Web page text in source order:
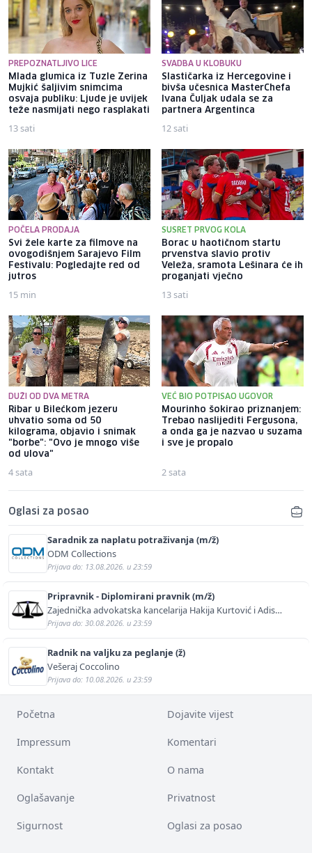
PREPOZNATLJIVO LICE
Mlada glumica iz Tuzle Zerina
Mujkić šaljivim snimcima
osvaja publiku: Ljude je uvijek
teže nasmijati nego rasplakati
13 sati
SVADBA U KLOBUKU
Slastičarka iz Hercegovine i
bivša učesnica MasterChefa
Ivana Čuljak udala se za
partnera Argentinca
12 sati
POČELA PRODAJA
Svi žele karte za filmove na
ovogodišnjem Sarajevo Film
Festivalu: Pogledajte red od
jutros
15 min
SUSRET PRVOG KOLA
Borac u haotičnom startu
prvenstva slavio protiv
Veleža, sramota Lešinara će ih
proganjati vječno
13 sati
DUŽI OD DVA METRA
Ribar u Bilećkom jezeru
uhvatio soma od 50
kilograma, objavio i snimak
"borbe": "Ovo je mnogo više
od ulova"
4 sata
VEĆ BIO POTPISAO UGOVOR
Mourinho šokirao priznanjem:
Trebao naslijediti Fergusona,
a onda ga je nazvao u suzama
i sve je propalo
2 sata
Oglasi za posao
Saradnik za naplatu potraživanja (m/ž)
ODM Collections
Prijava do: 13.08.2026. u 23:59
Pripravnik - Diplomirani pravnik (m/ž)
Zajednička advokatska kancelarija Hakija Kurtović i Adis
Kurtović
Prijava do: 30.08.2026. u 23:59
Radnik na valjku za peglanje (ž)
Vešeraj Coccolino
Prijava do: 10.08.2026. u 23:59
Početna Dojavite vijest
Impressum Komentari
Kontakt O nama
Oglašavanje Privatnost
Sigurnost Oglasi za posao